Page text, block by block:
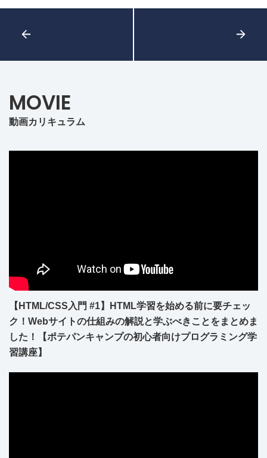
MOVIE
動画カリキュラム
【HTML/CSS入門 #1】HTML学習を始める前に要チェッ
ク！Webサイトの仕組みの解説と学ぶべきことをまとめま
した！【ポテパンキャンプの初心者向けプログラミング学
習講座】